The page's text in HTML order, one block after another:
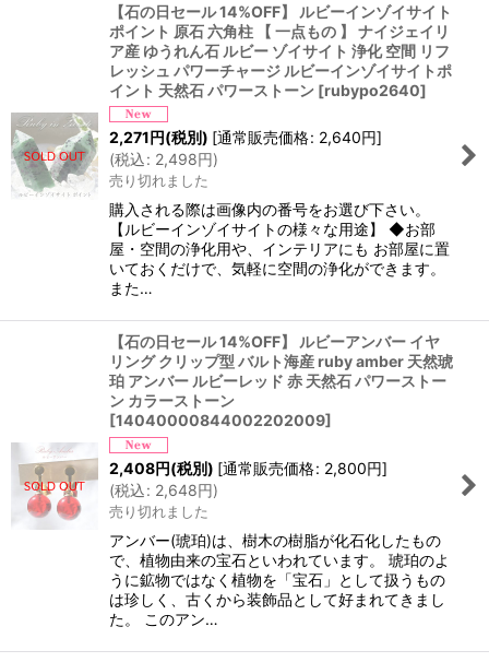
【石の日セール 14%OFF】 ルビーインゾイサイト
ポイント 原石 六角柱 【 一点もの 】 ナイジェイリ
ア産 ゆうれん石 ルビー ゾイサイト 浄化 空間 リフ
レッシュ パワーチャージ ルビーインゾイサイトポ
イント 天然石 パワーストーン [rubypo2640]
2,271円(税別) [通常販売価格: 2,640円]
(税込: 2,498円)
売り切れました
購入される際は画像内の番号をお選び下さい。
【ルビーインゾイサイトの様々な用途】 ◆お部
屋・空間の浄化用や、インテリアにも お部屋に置
いておくだけで、気軽に空間の浄化ができます。
また…
【石の日セール 14%OFF】 ルビーアンバー イヤ
リング クリップ型 バルト海産 ruby amber 天然琥
珀 アンバー ルビーレッド 赤 天然石 パワーストー
ン カラーストーン
[14040000844002202009]
2,408円(税別) [通常販売価格: 2,800円]
(税込: 2,648円)
売り切れました
アンバー(琥珀)は、樹木の樹脂が化石化したもの
で、植物由来の宝石といわれています。 琥珀のよ
うに鉱物ではなく植物を「宝石」として扱うもの
は珍しく、古くから装飾品として好まれてきまし
た。 このアン…